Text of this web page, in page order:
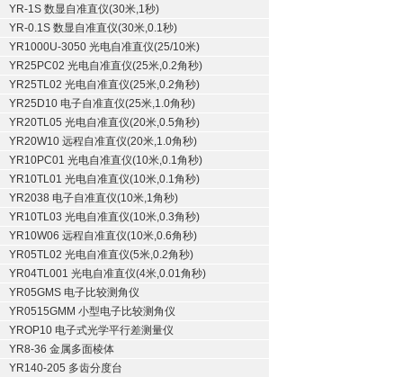
YR-1S 数显自准直仪(30米,1秒)
YR-0.1S 数显自准直仪(30米,0.1秒)
YR1000U-3050 光电自准直仪(25/10米)
YR25PC02 光电自准直仪(25米,0.2角秒)
YR25TL02 光电自准直仪(25米,0.2角秒)
YR25D10 电子自准直仪(25米,1.0角秒)
YR20TL05 光电自准直仪(20米,0.5角秒)
YR20W10 远程自准直仪(20米,1.0角秒)
YR10PC01 光电自准直仪(10米,0.1角秒)
YR10TL01 光电自准直仪(10米,0.1角秒)
YR2038 电子自准直仪(10米,1角秒)
YR10TL03 光电自准直仪(10米,0.3角秒)
YR10W06 远程自准直仪(10米,0.6角秒)
YR05TL02 光电自准直仪(5米,0.2角秒)
YR04TL001 光电自准直仪(4米,0.01角秒)
YR05GMS 电子比较测角仪
YR0515GMM 小型电子比较测角仪
YROP10 电子式光学平行差测量仪
YR8-36 金属多面棱体
YR140-205 多齿分度台